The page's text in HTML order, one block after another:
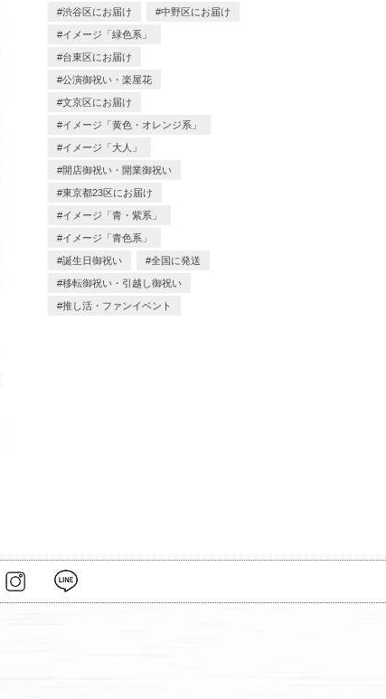
渋谷区にお届け 中野区にお届け
イメージ「緑色系」
台東区にお届け
公演御祝い・楽屋花
文京区にお届け
イメージ「黄色・オレンジ系」
イメージ「大人」
開店御祝い・開業御祝い
東京都23区にお届け
イメージ「青・紫系」
イメージ「青色系」
誕生日御祝い 全国に発送
移転御祝い・引越し御祝い
推し活・ファンイベント